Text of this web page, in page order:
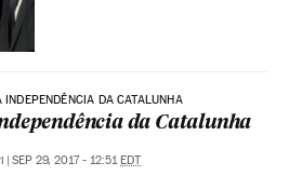
DA CATALUNHA
da Catalunha
| SEP 29, 2017 - 12:51EDT